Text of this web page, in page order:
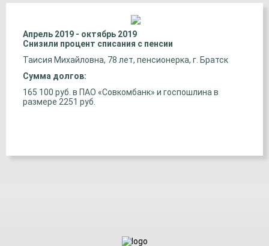
Апрель 2019 - октябрь 2019
Снизили процент списания с пенсии
Таисия Михайловна, 78 лет, пенсионерка, г. Братск
Сумма долгов:
165 100 руб. в ПАО «Совкомбанк» и госпошлина в
размере 2251 руб.